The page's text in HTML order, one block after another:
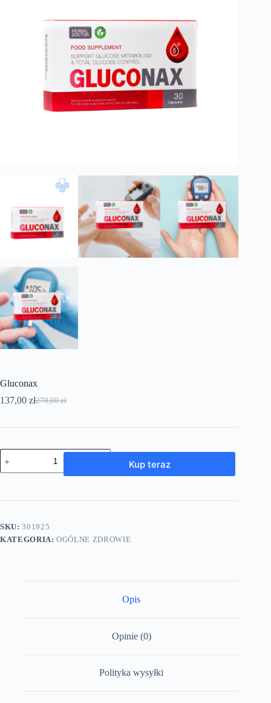
Gluconax
270,00zł
Pierwotna
wynosiła:
137,00 złAktualna
wynosi:
ilość
Gluconax
Kup teraz
SKU:301925
KATEGORIA:OGÓLNE ZDROWIE
Opis
Opinie (0)
Polityka wysyłki